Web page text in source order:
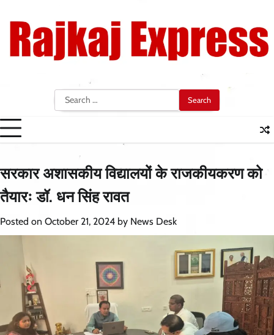
content
Search
for:
सरकार अशासकीय विद्यालयों के राजकीयकरण को
तैयारः डॉ. धन सिंह रावत
Posted on October 21, 2024 by News Desk